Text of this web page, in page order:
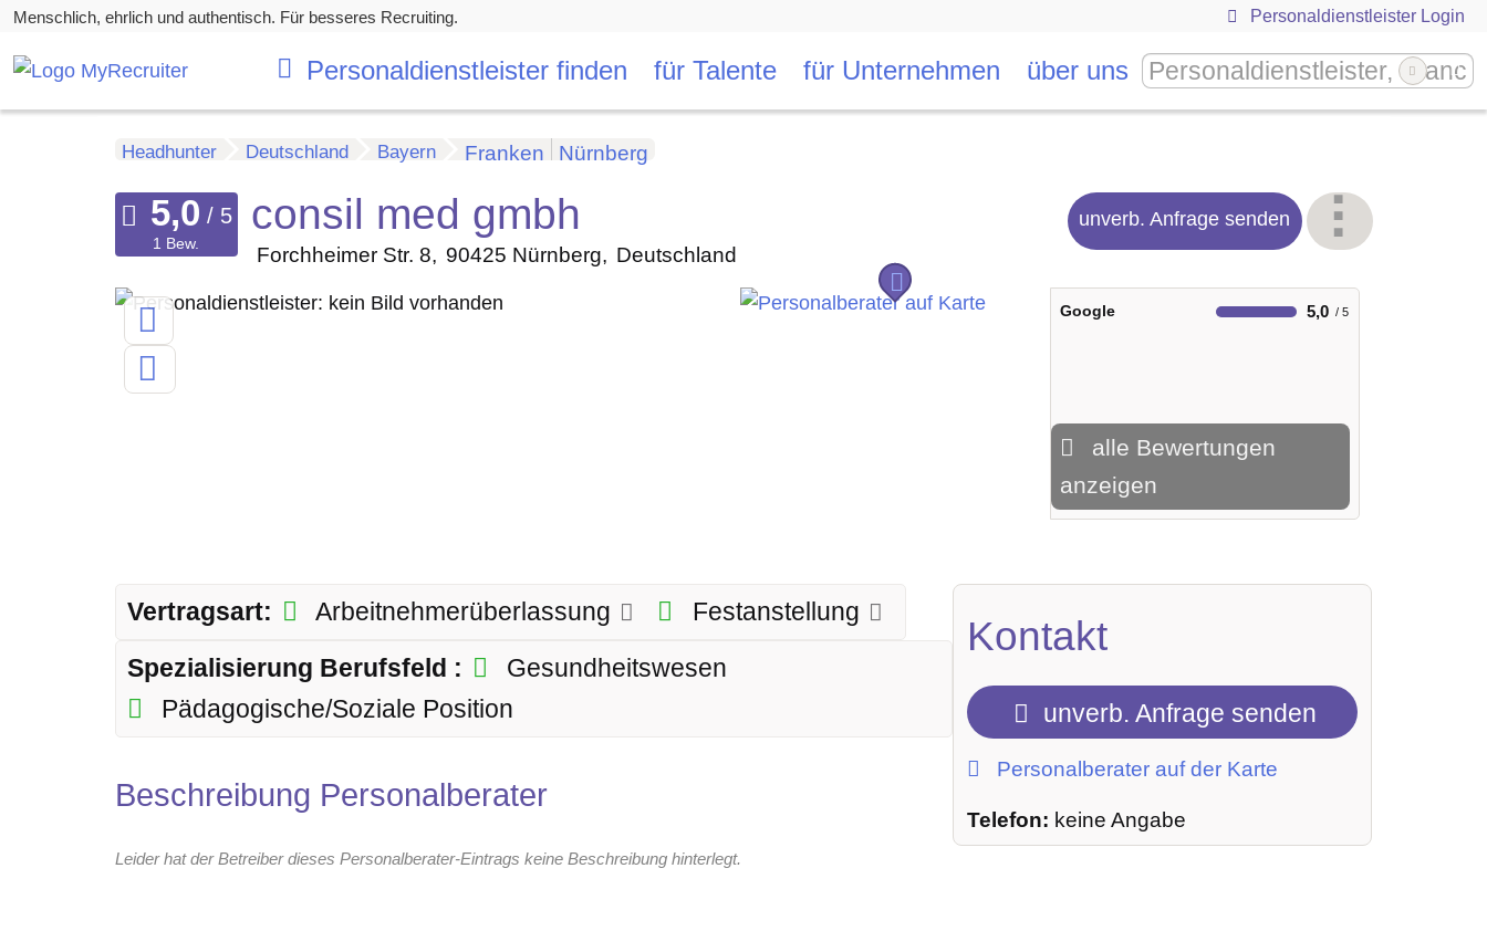
Menschlich, ehrlich und authentisch. Für besseres Recruiting. Personaldienstleister Login
Personaldienstleister finden für Talente für Unternehmen über uns
Headhunter Deutschland Bayern Franken Nürnberg
consil med gmbh
Forchheimer Str. 8 90425 Nürnberg Deutschland
unverb. Anfrage senden
1 Bew.
Google 5,0
alle Bewertungen
anzeigen
Vertragsart: Arbeitnehmerüberlassung
Festanstellung
Spezialisierung Berufsfeld :
Gesundheitswesen
Pädagogische/Soziale Position
Beschreibung Personalberater
Leider hat der Betreiber dieses Personalberater-Eintrags keine Beschreibung hinterlegt.
Kontakt
unverb. Anfrage senden
Personalberater auf der Karte
Telefon: keine Angabe